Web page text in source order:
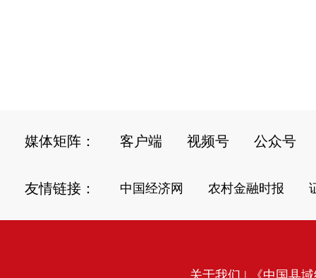
媒体矩阵： 客户端 视频号 公众号
友情链接： 中国经济网 农村金融时报
关于我们 | 《中国县